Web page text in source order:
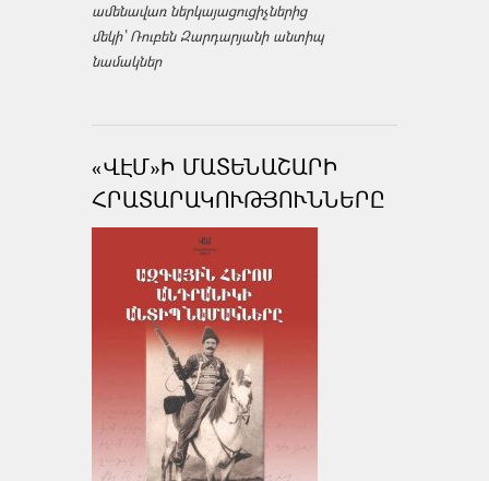
ամենավառ ներկայացուցիչներից
մեկի՝ Ռուբեն Զարդարյանի անտիպ
նամակներ
«ՎԷՄ»Ի ՄԱՏԵՆԱՇԱՐԻ
ՀՐԱՏԱՐԱԿՈՒԹՅՈՒՆՆԵՐԸ